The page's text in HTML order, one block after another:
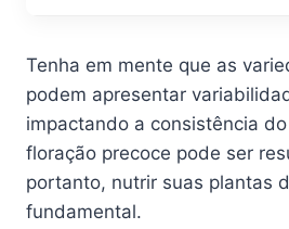
Tenha em mente que as
podem apresentar
impactando a consistência
floração precoce pode ser
portanto, nutrir suas plantas
fundamental.